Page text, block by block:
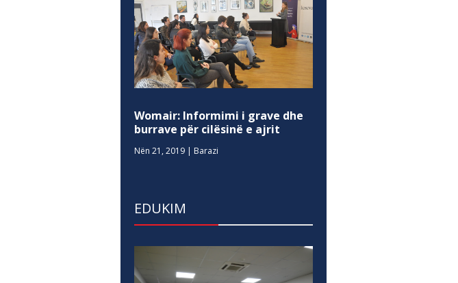
Womair: Informimi i grave dhe
burrave për cilësinë e ajrit
Nën 21, 2019 | Barazi
EDUKIM